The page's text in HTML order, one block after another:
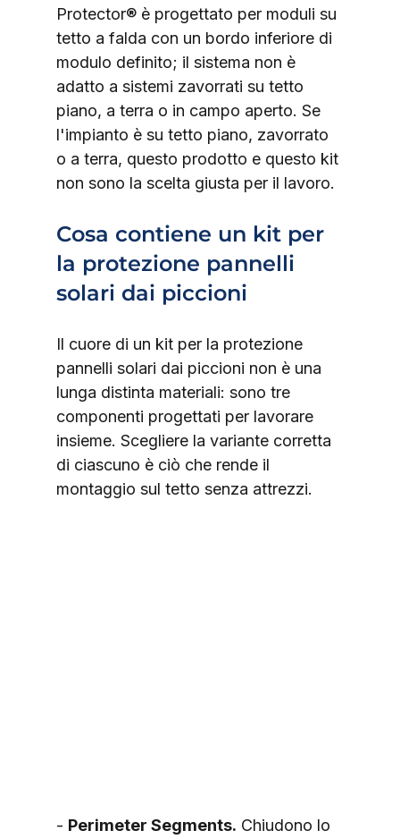
Protector® è progettato per moduli su
tetto a falda con un bordo inferiore di
modulo definito; il sistema non è
adatto a sistemi zavorrati su tetto
piano, a terra o in campo aperto. Se
l'impianto è su tetto piano, zavorrato
o a terra, questo prodotto e questo kit
non sono la scelta giusta per il lavoro.
Cosa contiene un kit per
la protezione pannelli
solari dai piccioni
Il cuore di un kit per la protezione
pannelli solari dai piccioni non è una
lunga distinta materiali: sono tre
componenti progettati per lavorare
insieme. Scegliere la variante corretta
di ciascuno è ciò che rende il
montaggio sul tetto senza attrezzi.
- Perimeter Segments. Chiudono lo